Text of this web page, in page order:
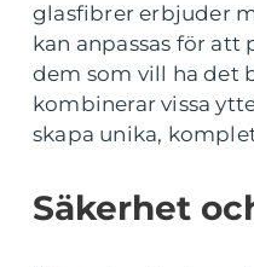
glasfibrer erbjuder
kan anpassas för att
dem som vill ha det
kombinerar vissa
skapa unika,
Säkerhet